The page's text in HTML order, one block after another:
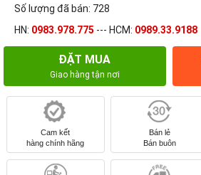
Số lượng đã bán: 728
HN: 0983.978.775 --- HCM: 0989.33.9188
ĐẶT MUA
Giao hàng tận nơi
Cam kết
hàng chính hãng
Bán lẻ
Bán buôn